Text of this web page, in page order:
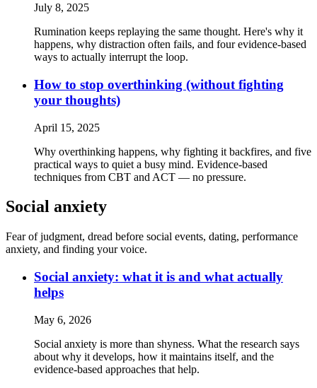
July 8, 2025
Rumination keeps replaying the same thought. Here's why it
happens, why distraction often fails, and four evidence-based
ways to actually interrupt the loop.
How to stop overthinking (without fighting
your thoughts)
April 15, 2025
Why overthinking happens, why fighting it backfires, and five
practical ways to quiet a busy mind. Evidence-based
techniques from CBT and ACT — no pressure.
Social anxiety
Fear of judgment, dread before social events, dating, performance
anxiety, and finding your voice.
Social anxiety: what it is and what actually
helps
May 6, 2026
Social anxiety is more than shyness. What the research says
about why it develops, how it maintains itself, and the
evidence-based approaches that help.